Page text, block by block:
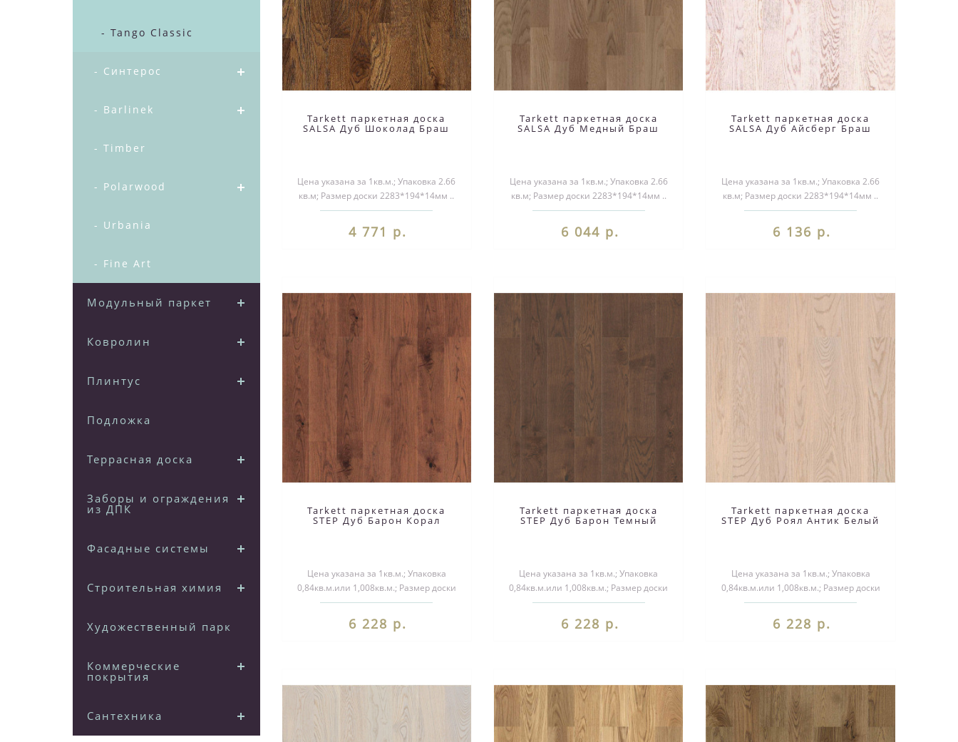
- Tango Classic
- Синтерос
- Barlinek
- Timber
- Polarwood
- Urbania
- Fine Art
Модульный паркет
Ковролин
Плинтус
Подложка
Террасная доска
Заборы и ограждения
из ДПК
Фасадные системы
Строительная химия
Художественный паркет
Коммерческие
покрытия
Сантехника
Tarkett паркетная доска
SALSA Дуб Шоколад Браш
Цена указана за 1кв.м.; Упаковка 2.66
кв.м; Размер доски 2283*194*14мм ..
4 771 р.
Tarkett паркетная доска
SALSA Дуб Медный Браш
Цена указана за 1кв.м.; Упаковка 2.66
кв.м; Размер доски 2283*194*14мм ..
6 044 р.
Tarkett паркетная доска
SALSA Дуб Айсберг Браш
Цена указана за 1кв.м.; Упаковка 2.66
кв.м; Размер доски 2283*194*14мм ..
6 136 р.
Tarkett паркетная доска
STEP Дуб Барон Корал
Цена указана за 1кв.м.; Упаковка
0,84кв.м.или 1,008кв.м.; Размер доски
1000/1200*140*14мм..
6 228 р.
Tarkett паркетная доска
STEP Дуб Барон Темный
Цена указана за 1кв.м.; Упаковка
0,84кв.м.или 1,008кв.м.; Размер доски
1000/1200*140*14мм..
6 228 р.
Tarkett паркетная доска
STEP Дуб Роял Антик Белый
Цена указана за 1кв.м.; Упаковка
0,84кв.м.или 1,008кв.м.; Размер доски
1000/1200*140*14мм..
6 228 р.